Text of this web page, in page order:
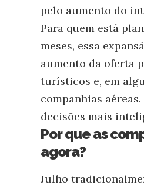
pelo aumento do
Para quem está
meses, essa
aumento da oferta
turísticos e, em
companhias
decisões mais
Por que as
agora?
Julho